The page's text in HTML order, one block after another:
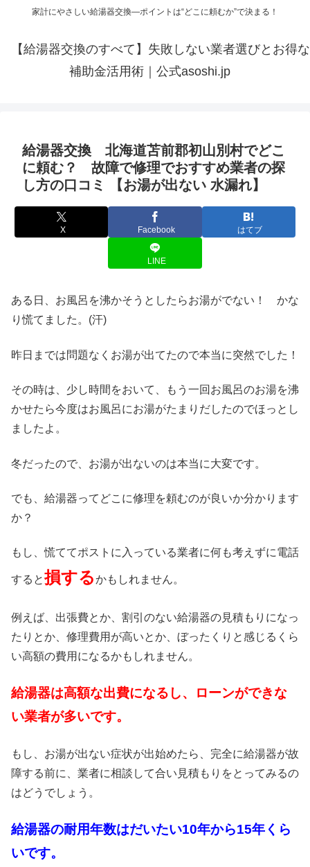
家計にやさしい給湯器交換—ポイントは“どこに頼むか”で決まる！
【給湯器交換のすべて】失敗しない業者選びとお得な
補助金活用術｜公式asoshi.jp
給湯器交換 北海道苫前郡初山別村でどこ
に頼む？ 故障で修理でおすすめ業者の探
し方の口コミ 【お湯が出ない 水漏れ】
X Facebook はてブ
LINE
ある日、お風呂を沸かそうとしたらお湯がでない！ かな
り慌てました。(汗)
昨日までは問題なくお湯が出てたので本当に突然でした！
その時は、少し時間をおいて、もう一回お風呂のお湯を沸
かせたら今度はお風呂にお湯がたまりだしたのでほっとし
ましたよ。
冬だったので、お湯が出ないのは本当に大変です。
でも、給湯器ってどこに修理を頼むのが良いか分かります
か？
もし、慌ててポストに入っている業者に何も考えずに電話
すると損するかもしれません。
例えば、出張費とか、割引のない給湯器の見積もりになっ
たりとか、修理費用が高いとか、ぼったくりと感じるくら
い高額の費用になるかもしれません。
給湯器は高額な出費になるし、ローンができな
い業者が多いです。
もし、お湯が出ない症状が出始めたら、完全に給湯器が故
障する前に、業者に相談して合い見積もりをとってみるの
はどうでしょう。
給湯器の耐用年数はだいたい10年から15年くら
いです。